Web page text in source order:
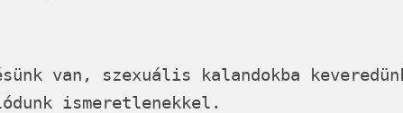
van, szexuális kalandokba
ismeretlenekkel.